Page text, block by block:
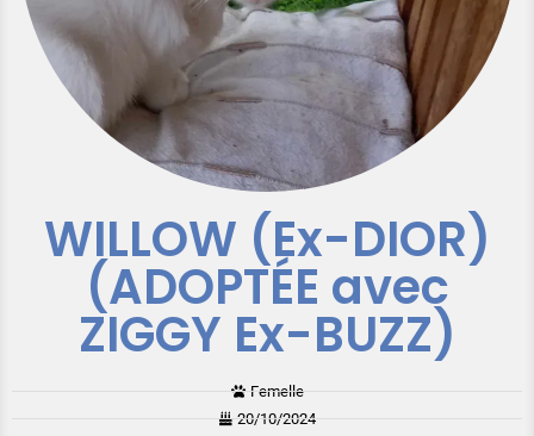
WILLOW (Ex-DIOR)
(ADOPTÉE avec
ZIGGY Ex-BUZZ)
Femelle
20/10/2024